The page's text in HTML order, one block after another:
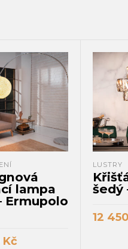
lampa
Ermupolo
Kč
LUSTRY
šedý
12 450